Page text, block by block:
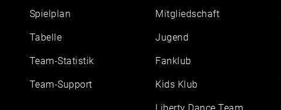
Spielplan
Tabelle
Team-Statistik
Team-Support
Mitgliedschaft
Jugend
Fanklub
Kids Klub